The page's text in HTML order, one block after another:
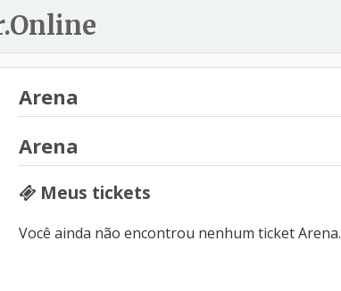
Arena
Arena
Meus tickets
Você ainda não encontrou nenhum ticket Arena.